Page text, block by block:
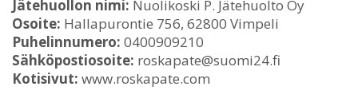
Jätehuollon nimi: Nuolikoski P. Jätehuolto Oy
Osoite: Hallapurontie 756, 62800 Vimpeli
Puhelinnumero: 0400909210
Sähköpostiosoite: roskapate@suomi24.fi
Kotisivut: www.roskapate.com